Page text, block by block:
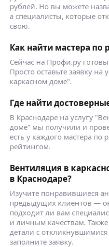
рублей. Но вы можете
а специалисты, которые
свою.
Как найти мастера по
Сейчас на Профи.ру
Просто оставьте заявку на
каркасном доме".
Где найти
В Краснодаре на услугу
доме" мы получили и
есть у каждого мастера по
рейтингом.
Вентиляция в
в Краснодаре?
Изучите понравившиеся
предыдущих клиентов —
подходит ли вам
и личным качествам.
детали с
заполните заявку.